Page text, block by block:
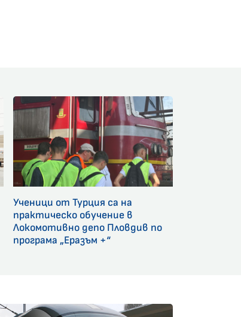
Ученици от Турция са на
практическо обучение в
Локомотивно депо Пловдив по
програма „Еразъм +“